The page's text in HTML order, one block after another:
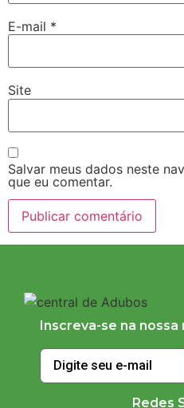
E-mail *
Site
Salvar meus dados neste
que eu comentar.
Inscreva-se na
Redes